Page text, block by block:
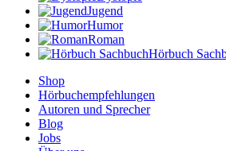
Jugend
Humor
Roman
Hörbuch
Shop
Hörbuchempfehlungen
Autoren und Sprecher
Blog
Jobs